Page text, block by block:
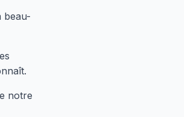
beau-
notre